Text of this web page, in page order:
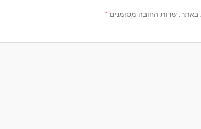
באתר. שדות החובה מסומנים *